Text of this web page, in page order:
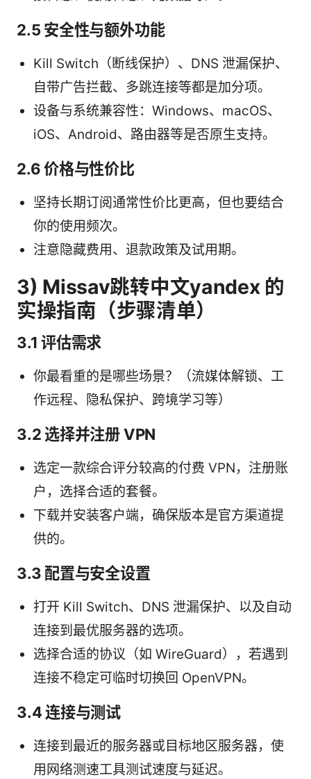
2.5 安全性与额外功能
Kill Switch（断线保护）、DNS 泄漏保护、
自带广告拦截、多跳连接等都是加分项。
设备与系统兼容性：Windows、macOS、
iOS、Android、路由器等是否原生支持。
2.6 价格与性价比
坚持长期订阅通常性价比更高，但也要结合
你的使用频次。
注意隐藏费用、退款政策及试用期。
3) Missav跳转中文yandex 的
实操指南（步骤清单）
3.1 评估需求
你最看重的是哪些场景？（流媒体解锁、工
作远程、隐私保护、跨境学习等）
3.2 选择并注册 VPN
选定一款综合评分较高的付费 VPN，注册账
户，选择合适的套餐。
下载并安装客户端，确保版本是官方渠道提
供的。
3.3 配置与安全设置
打开 Kill Switch、DNS 泄漏保护、以及自动
连接到最优服务器的选项。
选择合适的协议（如 WireGuard），若遇到
连接不稳定可临时切换回 OpenVPN。
3.4 连接与测试
连接到最近的服务器或目标地区服务器，使
用网络测速工具测试速度与延迟。